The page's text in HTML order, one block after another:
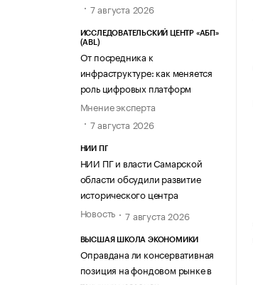
7 августа 2026
ИССЛЕДОВАТЕЛЬСКИЙ ЦЕНТР «АБП»
(ABL)
От посредника к
инфраструктуре: как меняется
роль цифровых платформ
Мнение эксперта
7 августа 2026
НИИ ПГ
НИИ ПГ и власти Самарской
области обсудили развитие
исторического центра
Новость
7 августа 2026
ВЫСШАЯ ШКОЛА ЭКОНОМИКИ
Оправдана ли консервативная
позиция на фондовом рынке в